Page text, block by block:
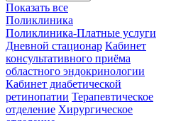
Показать все
Поликлиника
Поликлиника-Платные услуги
Дневной стационар Кабинет
консультативного приёма
областного эндокринологии
Кабинет диабетической
ретинопатии Терапевтическое
отделение Хирургическое